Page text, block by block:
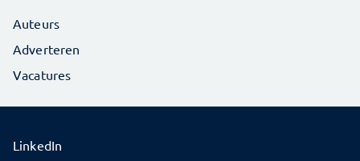
Auteurs
Adverteren
Vacatures
LinkedIn